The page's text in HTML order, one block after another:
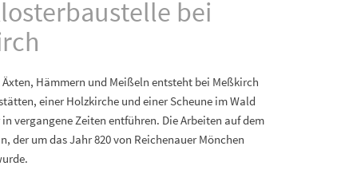
bei
Hämmern und Meißeln entsteht bei Meßkirch
einer Holzkirche und einer Scheune im Wald
vergangene Zeiten entführen. Die Arbeiten auf dem
der um das Jahr 820 von Reichenauer Mönchen